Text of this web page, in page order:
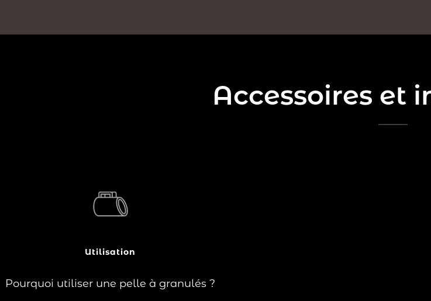
Accessoires et
Utilisation
Pourquoi utiliser une pelle à granulés ?
Elle facilite le chargement de votre poêle
à granulés et permet de filtrer un